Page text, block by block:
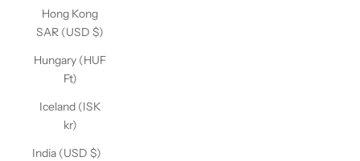
Hong Kong
SAR (USD $)
Hungary (HUF
Ft)
Iceland (ISK
kr)
India (USD $)